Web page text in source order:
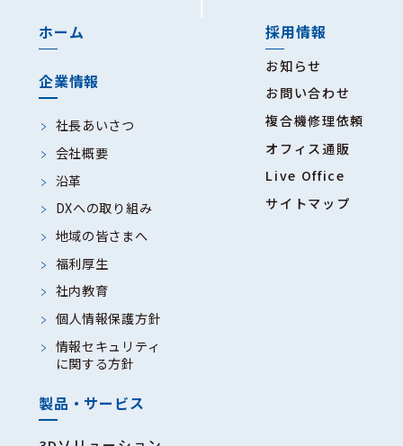
ホーム
企業情報
社長あいさつ
会社概要
沿革
DXへの取り組み
地域の皆さまへ
福利厚生
社内教育
個人情報保護方針
情報セキュリティ
に関する方針
採用情報
お知らせ
お問い合わせ
複合機修理依頼
オフィス通販
Live Office
サイトマップ
製品・サービス